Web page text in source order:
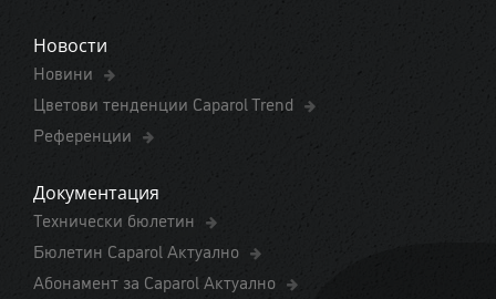
Новости
Новини
Цветови тенденции Caparol Trend
Референции
Документация
Технически бюлетин
Бюлетин Caparol Актуално
Абонамент за Caparol Актуално